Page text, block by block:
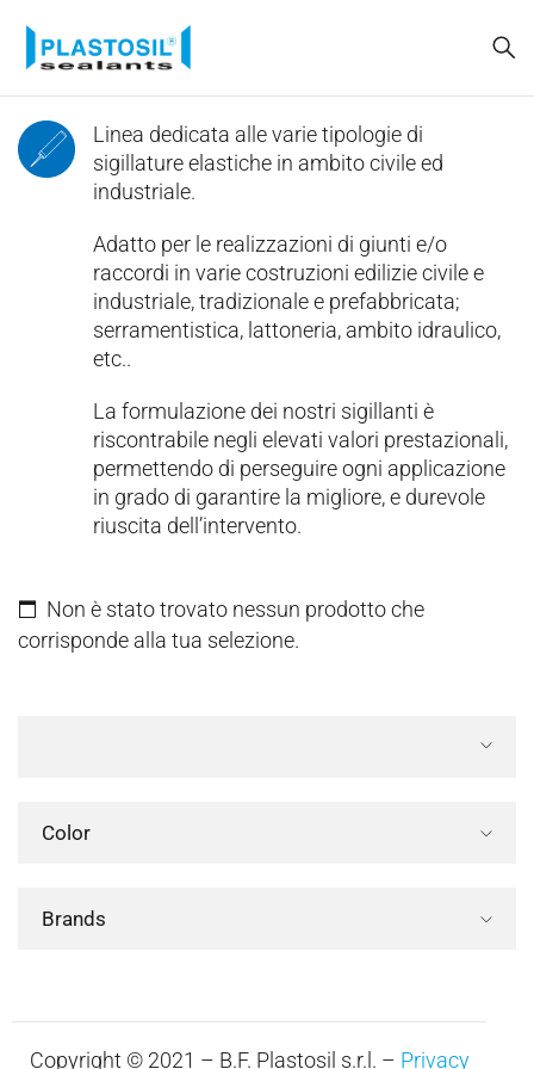
Linea dedicata alle varie tipologie di
sigillature elastiche in ambito civile ed
industriale.
Adatto per le realizzazioni di giunti e/o
raccordi in varie costruzioni edilizie civile e
industriale, tradizionale e prefabbricata;
serramentistica, lattoneria, ambito idraulico,
etc..
La formulazione dei nostri sigillanti è
riscontrabile negli elevati valori prestazionali,
permettendo di perseguire ogni applicazione
in grado di garantire la migliore, e durevole
riuscita dell’intervento.
Non è stato trovato nessun prodotto che
corrisponde alla tua selezione.
Color
Brands
Copyright © 2021 – B.F. Plastosil s.r.l. – Privacy